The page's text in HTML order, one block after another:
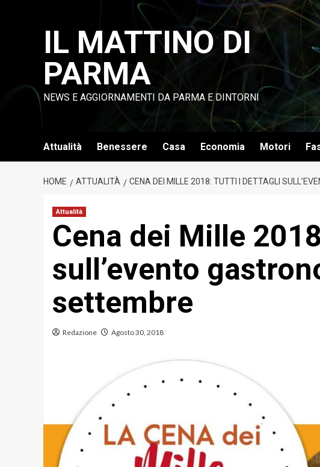
IL MATTINO DI
PARMA
NEWS E AGGIORNAMENTI DA PARMA E DINTORNI
Attualità Benessere Casa Economia Motori
HOME ATTUALITÀ CENA DEI MILLE 2018: TUTTI I DETTAGLI
Attualità
Cena dei Mille
sull’evento
settembre
Redazione Agosto 30, 2018